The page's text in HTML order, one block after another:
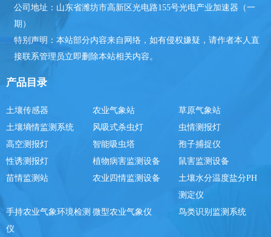
公司地址：山东省潍坊市高新区光电路155号光电产业加速器（一
期）
特别声明：本站部分内容来自网络，如有侵权嫌疑，请作者本人直
接联系管理员立即删除本站相关内容。
产品目录
土壤传感器 农业气象站
草原气象站
土壤墒情监测系统
风吸式杀虫灯
虫情测报灯
高空测报灯
智能吸虫塔
孢子捕捉仪
性诱测报灯
植物病害监测设备
鼠害监测设备
苗情监测站
农业四情监测设备
土壤水分温度盐分PH
测定仪
手持农业气象环境检测
仪
微型农业气象仪 鸟类识别监测系统